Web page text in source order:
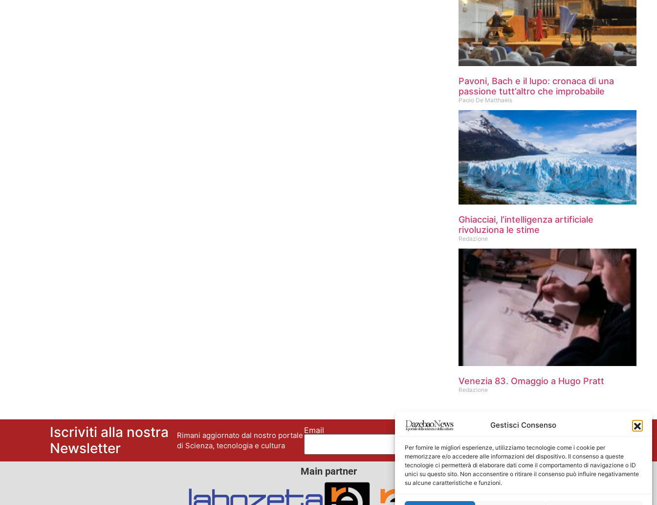
Gestisci Consenso
Per fornire le migliori esperienze, utilizziamo tecnologie come i cookie per
memorizzare e/o accedere alle informazioni del dispositivo. Il consenso a queste
tecnologie ci permetterà di elaborare dati come il comportamento di navigazione o ID
unici su questo sito. Non acconsentire o ritirare il consenso può influire negativamente
su alcune caratteristiche e funzioni.
Pavoni, Bach e il lupo: cronaca di una
passione tutt’altro che improbabile
Paolo De Matthaeis
Ghiacciai, l’intelligenza artificiale
rivoluziona le stime
Redazione
Venezia 83. Omaggio a Hugo Pratt
Redazione
Iscriviti alla nostra
Newsletter
Rimani aggiornato dal nostro portale
di Scienza, tecnologia e cultura
Email Nome
Main partner